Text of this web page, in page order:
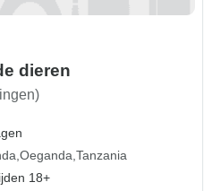
dieren
Oeganda Tanzania
18+